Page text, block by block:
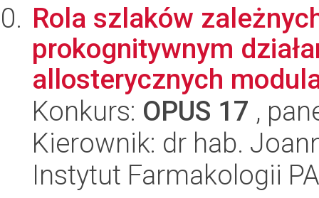
Rola szlaków
prokognitywnym
allosterycznych
Konkurs: OPUS 17 ,
Kierownik: dr hab.
Instytut Farmakologii